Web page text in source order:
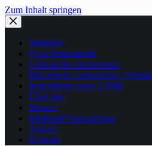
Zum Inhalt springen
Startseite
Neue Instrumente
Gebrauchte Instrumente
Historische Instrumente /
Instrumente unter 1.000€
Über uns
Service
Mietkauf/Finanzierung
Ankauf
Kontakt